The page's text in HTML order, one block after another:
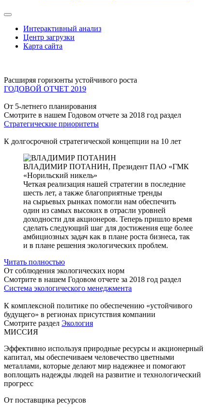
Интерактивный анализ
Центр загрузки
Карта сайта
Расширяя горизонты устойчивого роста
ГОДОВОЙ ОТЧЕТ 2019
От 5-летнего планирования
Смотрите в нашем Годовом отчете за 2018 год раздел
Стратегические приоритеты
К долгосрочной стратегической концепции на 10 лет
ВЛАДИМИР ПОТАНИН, Президент ПАО «ГМК
«Норильский никель»
Четкая реализация нашей стратегии в последние
шесть лет, а также благоприятные тренды
на сырьевых рынках помогли нам обеспечить
один из самых высоких в отрасли уровней
доходности для акционеров. Теперь пришло время
сделать следующий шаг для достижения еще более
амбициозных задач как в плане роста бизнеса, так
и в плане решения экологических проблем.
Читать полностью
От соблюдения экологических норм
Смотрите в нашем Годовом отчете за 2018 год раздел
Система экологического менеджмента
К комплексной политике по обеспечению «устойчивого
будущего» в регионах присутствия компании
Смотрите раздел Экология
МИССИЯ
Эффективно используя природные ресурсы и акционерный
капитал, мы обеспечиваем человечество цветными
металлами, которые делают мир надежнее и помогают
воплощать надежды людей на развитие и технологический
прогресс
От поставщика ресурсов